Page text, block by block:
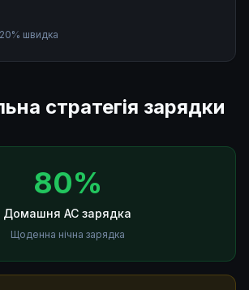
швидка
стратегія зарядки
80%
Домашня AC зарядка
Щоденна нічна зарядка